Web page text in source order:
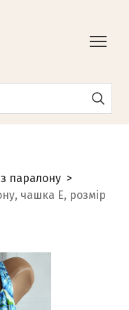
паралону
чашка E, розмір